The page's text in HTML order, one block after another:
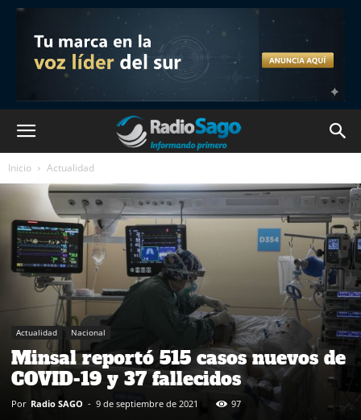
Inicio Actualidad
Actualidad Nacional
Minsal reportó 515 casos nuevos de
COVID-19 y 37 fallecidos
Por Radio SAGO - 9 de septiembre de 2021 97